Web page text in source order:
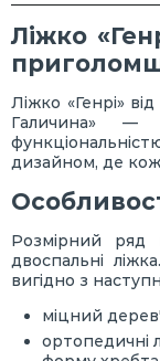
Ліжко
Ліжко «Генрі»
Галичина» —
дизайном, де
Розмірний ряд
двоспальні
вигідно з
міцний
ортопедичні